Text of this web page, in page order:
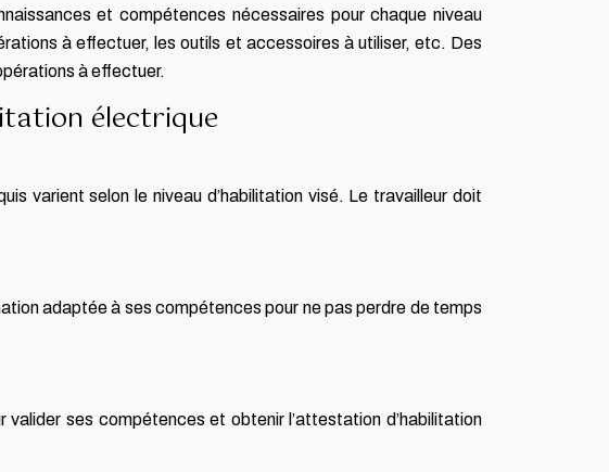
et compétences nécessaires pour chaque niveau
à effectuer, les outils et accessoires à utiliser, etc. Des
à effectuer.
électrique
varient selon le niveau d’habilitation visé. Le travailleur doit
adaptée à ses compétences pour ne pas perdre de temps
ses compétences et obtenir l’attestation d’habilitation